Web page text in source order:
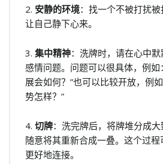
2. 安静的环境：找一个不被打扰被
让自己静下心来。
3. 集中精神：洗牌时，请在心中
感情问题。问题可以很具体，例如
展会如何？”也可以比较开放，例
势怎样？”
4. 切牌：洗完牌后，将牌堆分成
随意将其重新合成一叠。这个过
更好地连接。